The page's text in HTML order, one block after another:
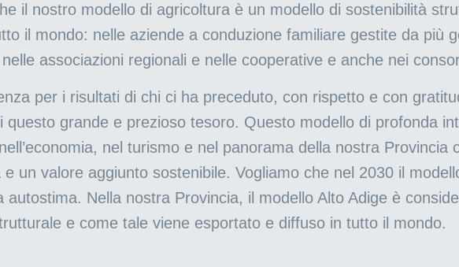
il nostro modello di agricoltura è un modello di sostenibilità
il mondo: nelle aziende a conduzione familiare gestite da più
associazioni regionali e nelle cooperative e anche nei
per i risultati di chi ci ha preceduto, con rispetto e con
questo grande e prezioso tesoro. Questo modello di profonda
nel turismo e nel panorama della nostra Provincia
e un valore aggiunto sostenibile. Vogliamo che nel 2030 il
autostima. Nella nostra Provincia, il modello Alto Adige è
e come tale viene esportato e diffuso in tutto il mondo.